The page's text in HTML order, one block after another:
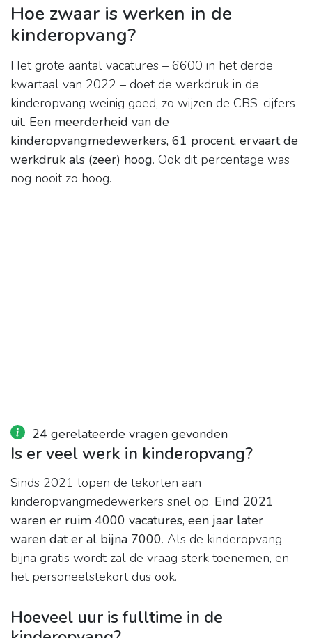
Hoe zwaar is werken in de
kinderopvang?
Het grote aantal vacatures – 6600 in het derde
kwartaal van 2022 – doet de werkdruk in de
kinderopvang weinig goed, zo wijzen de CBS-cijfers
uit. Een meerderheid van de
kinderopvangmedewerkers, 61 procent, ervaart de
werkdruk als (zeer) hoog. Ook dit percentage was
nog nooit zo hoog.
24 gerelateerde vragen gevonden
Is er veel werk in kinderopvang?
Sinds 2021 lopen de tekorten aan
kinderopvangmedewerkers snel op. Eind 2021
waren er ruim 4000 vacatures, een jaar later
waren dat er al bijna 7000. Als de kinderopvang
bijna gratis wordt zal de vraag sterk toenemen, en
het personeelstekort dus ook.
Hoeveel uur is fulltime in de